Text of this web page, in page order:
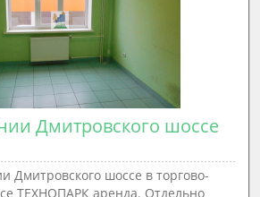
Дмитровского шоссе
Дмитровского шоссе в торгово-
ТЕХНОПАРК аренда. Отдельно